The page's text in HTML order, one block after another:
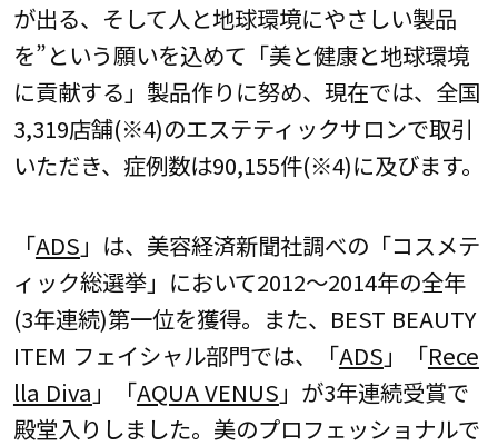
が出る、そして人と地球環境にやさしい製品
を”という願いを込めて「美と健康と地球環境
に貢献する」製品作りに努め、現在では、全国
3,319店舗(※4)のエステティックサロンで取引
いただき、症例数は90,155件(※4)に及びます。
「ADS 」は、美容経済新聞社調べの「コスメテ
ィック総選挙」において2012～2014年の全年
(3年連続)第一位を獲得。また、BEST BEAUTY
ITEM フェイシャル部門では、「ADS 」「Rece
lla Diva 」「AQUA VENUS 」が3年連続受賞で
殿堂入りしました。美のプロフェッショナルで